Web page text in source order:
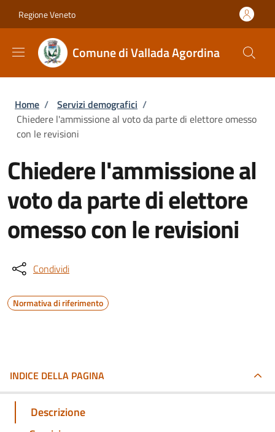
Regione Veneto
Comune di Vallada Agordina
Briciole di pane
Home / Servizi demografici /
Chiedere l'ammissione al voto da parte di elettore omesso
con le revisioni
Chiedere l'ammissione al
voto da parte di elettore
omesso con le revisioni
Condividi
Normativa di riferimento
INDICE DELLA PAGINA
Descrizione